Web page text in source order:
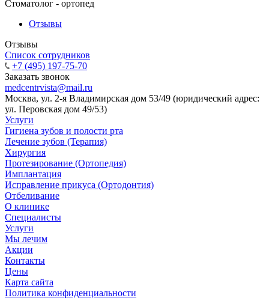
Стоматолог - ортопед
Отзывы
Отзывы
Список сотрудников
+7 (495) 197-75-70
Заказать звонок
medcentrvista@mail.ru
Москва, ул. 2-я Владимирская дом 53/49 (юридический адрес:
ул. Перовская дом 49/53)
Услуги
Гигиена зубов и полости рта
Лечение зубов (Терапия)
Хирургия
Протезирование (Ортопедия)
Имплантация
Исправление прикуса (Ортодонтия)
Отбеливание
О клинике
Специалисты
Услуги
Мы лечим
Акции
Контакты
Цены
Карта сайта
Политика конфиденциальности